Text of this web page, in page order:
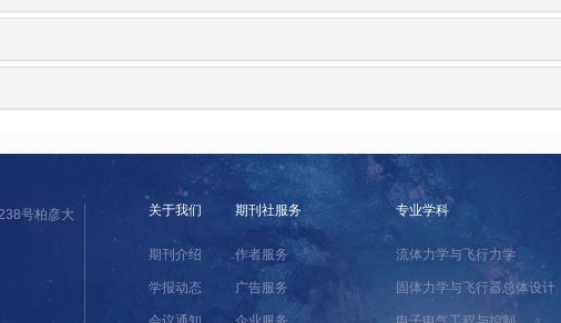
号柏彦大
关于我们
期刊介绍
学报动态
期刊社服务
作者服务
广告服务
专业学科
流体力学与飞行力学
固体力学与飞行器总体设计